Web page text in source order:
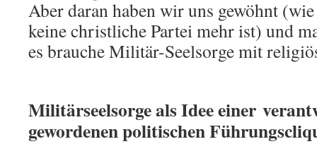
Aber daran haben wir uns gewöhnt
keine christliche Partei mehr ist) und
es brauche Militär-Seelsorge mit
Militärseelsorge als Idee einer
gewordenen politischen